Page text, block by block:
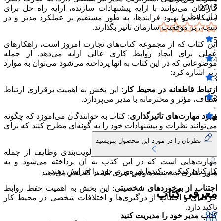
کارکنان می‌توانند با ارایه پیشنهادات سازنده، ارایه راه حل برای
مشکلات و بهبود فرایندها، به طور مستقیم بر عملکرد مدیر و در
نتیجه، بر موفقیت سازمان تاثیر بگذارند.
این کتاب که از مجموعه کتاب‌های تجارت امروز است، راهکارهای
عملی برای ایجاد روابط کاری عالی ارایه می‌دهد. از جمله
موضوعاتی که در این کتاب به انها پرداخته می‌شود می‌توان به موارد
زیر اشاره کرد:
ارتباط قاطعانه در محیط کار : این بخش به اهمیت برقراری ارتباط
شفاف، مؤثر و محترمانه با مدیر می‌پردازد.
بهبود مهارت‌های تاثیرگذاری: کتاب به خوانندگان می‌اموزد که چگونه
می‌توانند نظرات و پیشنهادات خود را به گونه‌ای مطرح کنند که برای
مدیر قابل قبول و مؤثر باشد.
: مدیریت زمان و اولویت‌بندی وظایف از جمله
مهارت‌هایی است که در این کتاب به ان پرداخته می‌شود و به
کارکنان کمک می‌کند تا بهره‌وری خود را افزایش دهند.
اجتناب از برخوردهای شخصیتی: این بخش به اهمیت حفظ روابط
حرفه‌ای و اجتناب از درگیری‌ها و اختلافات شخصی در محیط کار
تاکید دارد.
5 /
0.0
( از ۰ نظر )
5
۰
4
۰
3
۰
2
۰
1
۰
نظرتان را در مورد این محصول بنویسید
هنوز نظری ثبت نشدهاولین نفری باشید که نظر می‌دهید
معرفی کتاب
کتاب مدیر خود را مدیریت کنید